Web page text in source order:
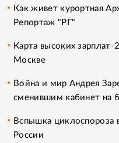
Как живет курортная
Репортаж "РГ"
Карта высоких
Москве
Война и мир Андрея
сменившим кабинет на
Вспышка циклоспороза
России